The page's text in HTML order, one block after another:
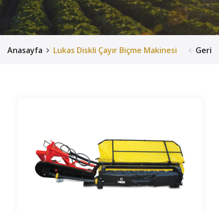
Anasayfa Lukas Diskli Çayır Biçme Makinesi Geri